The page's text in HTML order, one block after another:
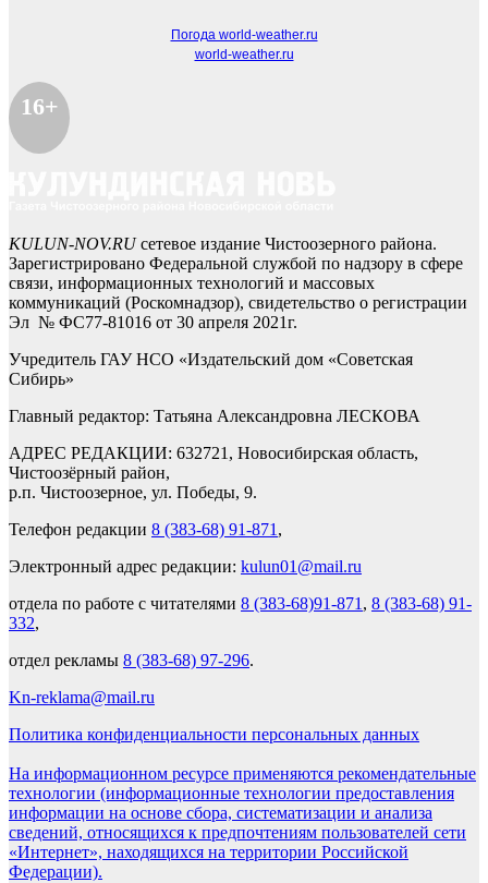
Погода world-weather.ru
world-weather.ru
16+
KULUN-NOV.RUсетевое издание Чистоозерного района.
Зарегистрировано Федеральной службой по надзору в сфере
связи, информационных технологий и массовых
коммуникаций (Роскомнадзор), свидетельство о регистрации
Эл № ФС77-81016 от 30 апреля 2021г.
Учредитель ГАУ НСО «Издательский дом «Советская
Сибирь»
Главный редактор: Татьяна Александровна ЛЕСКОВА
АДРЕС РЕДАКЦИИ: 632721, Новосибирская область,
Чистоозёрный район,
р.п. Чистоозерное, ул. Победы, 9.
Телефон редакции 8 (383-68) 91-871 ,
Электронный адрес редакции: kulun01@mail.ru
отдела по работе с читателями 8 (383-68)91-871 , 8 (383-68) 91-
332,
отдел рекламы 8 (383-68) 97-296.
Kn-reklama@mail.ru
Политика конфиденциальности персональных данных
На информационном ресурсе применяются рекомендательные
технологии (информационные технологии предоставления
информации на основе сбора, систематизации и анализа
сведений, относящихся к предпочтениям пользователей сети
«Интернет», находящихся на территории Российской
Федерации).